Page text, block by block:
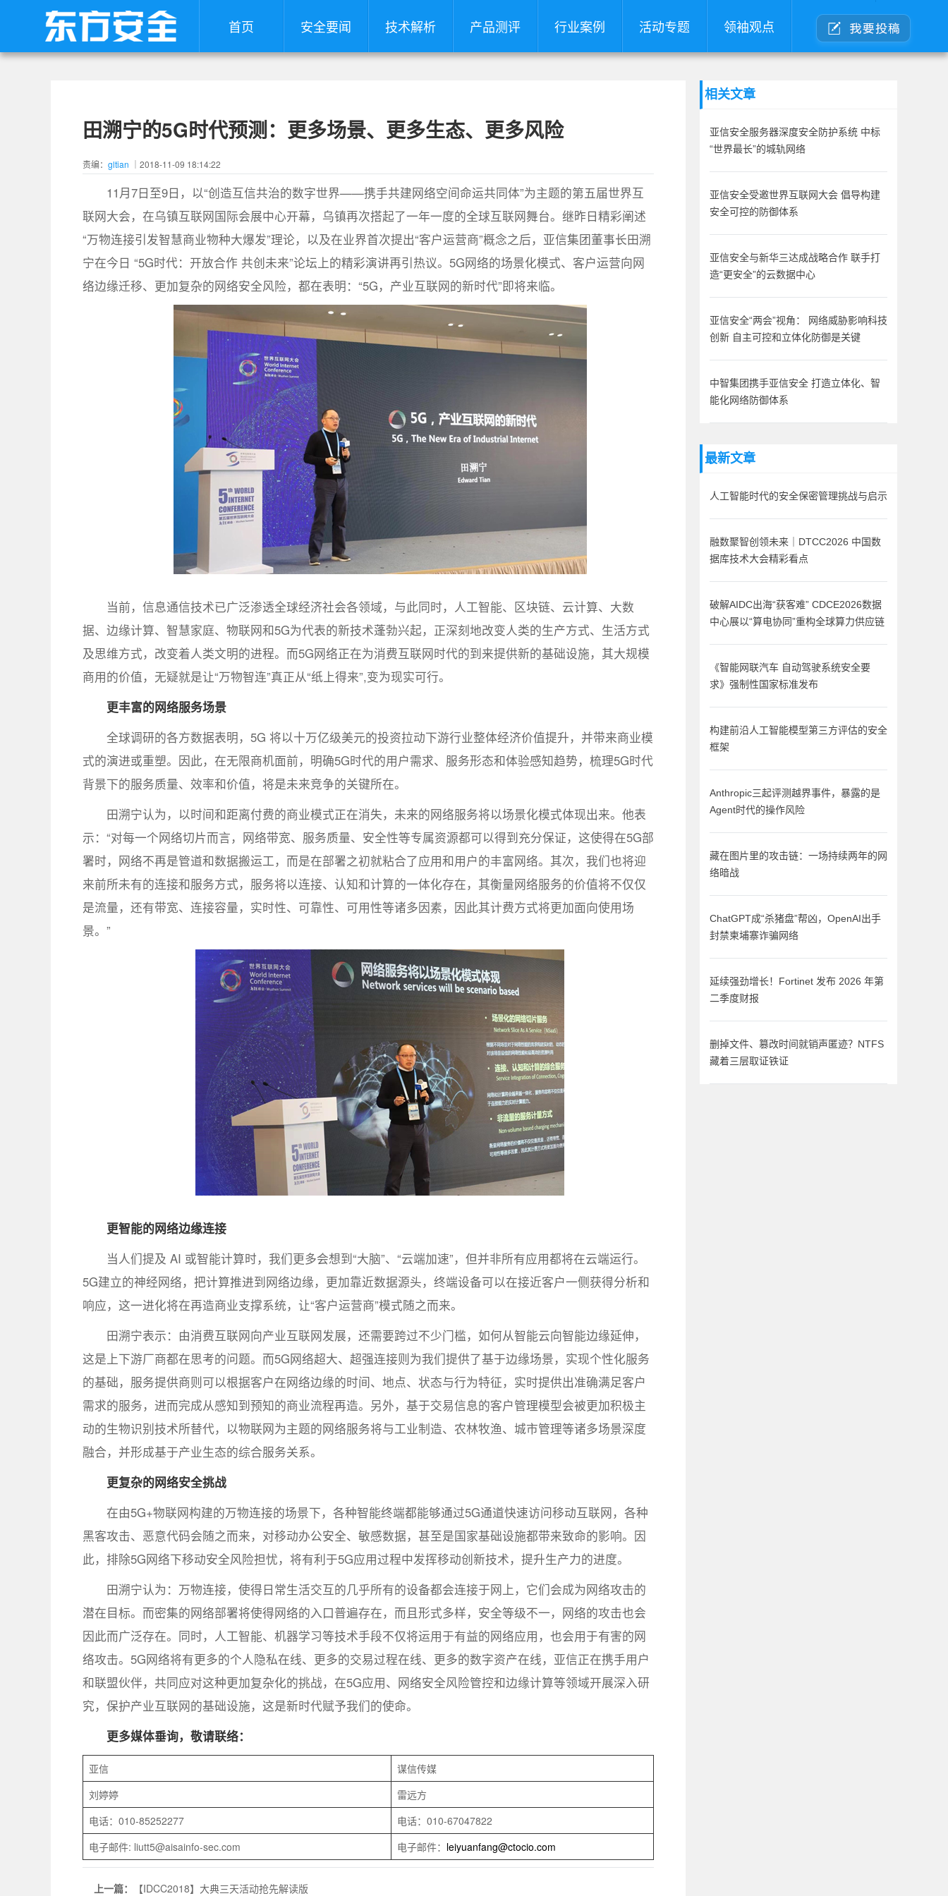
首页 安全要闻 技术解析 产品测评 行业案例 活动专题 领袖观点
田溯宁的5G时代预测：更多场景、更多生态、更多风险
责编： gltian ｜2018-11-09 18:14:22
11月7日至9日，以“创造互信共治的数字世界——携手共建网络空间命运共同体”为主题的第五届世界互
联网大会，在乌镇互联网国际会展中心开幕，乌镇再次搭起了一年一度的全球互联网舞台。继昨日精彩阐述
“万物连接引发智慧商业物种大爆发”理论，以及在业界首次提出“客户运营商”概念之后，亚信集团董事长田溯
宁在今日 “5G时代：开放合作 共创未来”论坛上的精彩演讲再引热议。5G网络的场景化模式、客户运营向网
络边缘迁移、更加复杂的网络安全风险，都在表明：“5G，产业互联网的新时代”即将来临。
当前，信息通信技术已广泛渗透全球经济社会各领域，与此同时，人工智能、区块链、云计算、大数
据、边缘计算、智慧家庭、物联网和5G为代表的新技术蓬勃兴起，正深刻地改变人类的生产方式、生活方式
及思维方式，改变着人类文明的进程。而5G网络正在为消费互联网时代的到来提供新的基础设施，其大规模
商用的价值，无疑就是让“万物智连”真正从“纸上得来”,变为现实可行。
更丰富的网络服务场景
全球调研的各方数据表明，5G 将以十万亿级美元的投资拉动下游行业整体经济价值提升，并带来商业模
式的演进或重塑。因此，在无限商机面前，明确5G时代的用户需求、服务形态和体验感知趋势，梳理5G时代
背景下的服务质量、效率和价值，将是未来竞争的关键所在。
田溯宁认为，以时间和距离付费的商业模式正在消失，未来的网络服务将以场景化模式体现出来。他表
示：“对每一个网络切片而言，网络带宽、服务质量、安全性等专属资源都可以得到充分保证，这使得在5G部
署时，网络不再是管道和数据搬运工，而是在部署之初就粘合了应用和用户的丰富网络。其次，我们也将迎
来前所未有的连接和服务方式，服务将以连接、认知和计算的一体化存在，其衡量网络服务的价值将不仅仅
是流量，还有带宽、连接容量，实时性、可靠性、可用性等诸多因素，因此其计费方式将更加面向使用场
景。”
更智能的网络边缘连接
当人们提及 AI 或智能计算时，我们更多会想到“大脑”、“云端加速”，但并非所有应用都将在云端运行。
5G建立的神经网络，把计算推进到网络边缘，更加靠近数据源头，终端设备可以在接近客户一侧获得分析和
响应，这一进化将在再造商业支撑系统，让“客户运营商”模式随之而来。
田溯宁表示：由消费互联网向产业互联网发展，还需要跨过不少门槛，如何从智能云向智能边缘延伸，
这是上下游厂商都在思考的问题。而5G网络超大、超强连接则为我们提供了基于边缘场景，实现个性化服务
的基础，服务提供商则可以根据客户在网络边缘的时间、地点、状态与行为特征，实时提供出准确满足客户
需求的服务，进而完成从感知到预知的商业流程再造。另外，基于交易信息的客户管理模型会被更加积极主
动的生物识别技术所替代，以物联网为主题的网络服务将与工业制造、农林牧渔、城市管理等诸多场景深度
融合，并形成基于产业生态的综合服务关系。
更复杂的网络安全挑战
在由5G+物联网构建的万物连接的场景下，各种智能终端都能够通过5G通道快速访问移动互联网，各种
黑客攻击、恶意代码会随之而来，对移动办公安全、敏感数据，甚至是国家基础设施都带来致命的影响。因
此，排除5G网络下移动安全风险担忧，将有利于5G应用过程中发挥移动创新技术，提升生产力的进度。
田溯宁认为：万物连接，使得日常生活交互的几乎所有的设备都会连接于网上，它们会成为网络攻击的
潜在目标。而密集的网络部署将使得网络的入口普遍存在，而且形式多样，安全等级不一，网络的攻击也会
因此而广泛存在。同时，人工智能、机器学习等技术手段不仅将运用于有益的网络应用，也会用于有害的网
络攻击。5G网络将有更多的个人隐私在线、更多的交易过程在线、更多的数字资产在线，亚信正在携手用户
和联盟伙伴，共同应对这种更加复杂化的挑战，在5G应用、网络安全风险管控和边缘计算等领域开展深入研
究，保护产业互联网的基础设施，这是新时代赋予我们的使命。
更多媒体垂询，敬请联络：
亚信
谋信传媒
刘婷婷
雷远方
电话：010-85252277
电话：010-67047822
电子邮件: liutt5@aisainfo-sec.com
电子邮件： leiyuanfang@ctocio.com
上一篇： 【IDCC2018】大典三天活动抢先解读版
相关文章
亚信安全服务器深度安全防护系统 中标
“世界最长”的城轨网络
亚信安全受邀世界互联网大会 倡导构建
安全可控的防御体系
亚信安全与新华三达成战略合作 联手打
造“更安全”的云数据中心
亚信安全“两会”视角： 网络威胁影响科技
创新 自主可控和立体化防御是关键
中智集团携手亚信安全 打造立体化、智
能化网络防御体系
最新文章
人工智能时代的安全保密管理挑战与启示
融数聚智创领未来｜DTCC2026 中国数
据库技术大会精彩看点
破解AIDC出海“获客难” CDCE2026数据
中心展以“算电协同”重构全球算力供应链
《智能网联汽车 自动驾驶系统安全要
求》强制性国家标准发布
构建前沿人工智能模型第三方评估的安全
框架
Anthropic三起评测越界事件，暴露的是
Agent时代的操作风险
藏在图片里的攻击链：一场持续两年的网
络暗战
ChatGPT成“杀猪盘”帮凶，OpenAI出手
封禁柬埔寨诈骗网络
延续强劲增长！Fortinet 发布 2026 年第
二季度财报
删掉文件、篡改时间就销声匿迹？NTFS
藏着三层取证铁证